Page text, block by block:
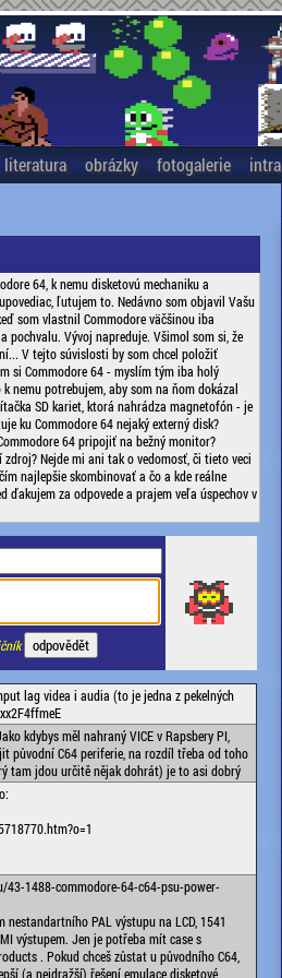
literatura obrázky fotogalerie intra
64, k nemu disketovú mechaniku a
ľutujem to. Nedávno som objavil Vašu
som vlastnil Commodore väčšinou iba
pochvalu. Vývoj napreduje. Všimol som si, že
V tejto súvislosti by som chcel položiť
si Commodore 64 - myslím tým iba holý
nemu potrebujem, aby som na ňom dokázal
SD kariet, ktorá nahrádza magnetofón - je
ku Commodore 64 nejaký externý disk?
64 pripojiť na bežný monitor?
Nejde mi ani tak o vedomosť, či tieto veci
najlepšie skombinovať a čo a kde reálne
za odpovede a prajem veľa úspechov v
lag videa i audia (to je jedna z pekelných
kdybys měl nahraný VICE v Rapsbery PI,
původní C64 periferie, na rozdíl třeba od toho
tam jdou určitě nějak dohrát) je to asi dobrý
1488-commodore-64-c64-psu-power-
nestandartního PAL výstupu na LCD, 1541
výstupem. Jen je potřeba mít case s
. Pokud chceš zůstat u původního C64,
(a nejdražší) řešení emulace disketové